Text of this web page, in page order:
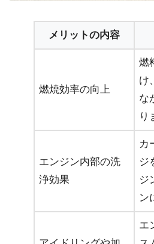
メリットの内容
燃焼効率の向上
燃
け
な
り
エンジン内部の洗
浄効果
カ
ジ
ジ
ン
エ